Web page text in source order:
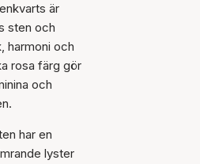
är
sten och
harmoni och
rosa färg gör
och
har en
lyster